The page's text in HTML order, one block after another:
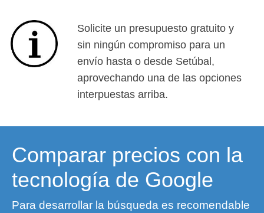
Solicite un presupuesto gratuito y
sin ningún compromiso para un
envío hasta o desde Setúbal,
aprovechando una de las opciones
interpuestas arriba.
Comparar precios con la
tecnología de Google
Para desarrollar la búsqueda es recomendable